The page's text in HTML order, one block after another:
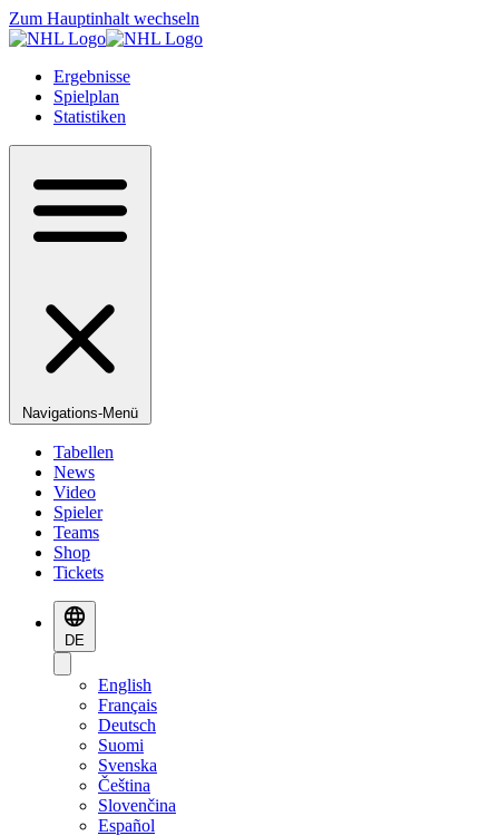
Zum Hauptinhalt wechseln
Ergebnisse
Spielplan
Statistiken
Navigations-Menü
Tabellen
News
Video
Spieler
Teams
Shop
Tickets
DE
English
Français
Deutsch
Suomi
Svenska
Čeština
Slovenčina
Español